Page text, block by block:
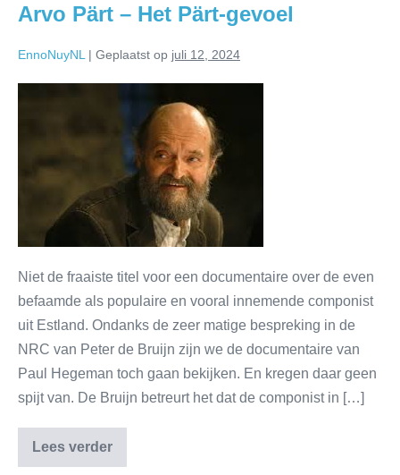
Arvo Pärt – Het Pärt-gevoel
EnnoNuyNL | Geplaatst op juli 12, 2024
Niet de fraaiste titel voor een documentaire over de even
befaamde als populaire en vooral innemende componist
uit Estland. Ondanks de zeer matige bespreking in de
NRC van Peter de Bruijn zijn we de documentaire van
Paul Hegeman toch gaan bekijken. En kregen daar geen
spijt van. De Bruijn betreurt het dat de componist in […]
Lees verder